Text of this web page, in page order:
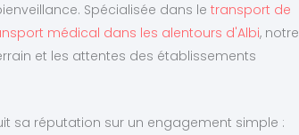
Spécialisée dans le transport de
médical dans les alentours d'Albi, notre
et les attentes des établissements
sa réputation sur un engagement simple :